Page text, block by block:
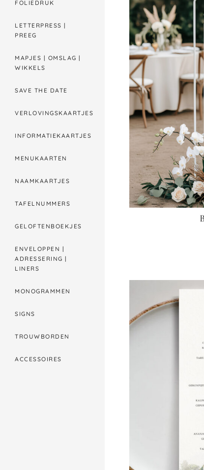
FOLIEDRUK
LETTERPRESS |
PREEG
MAPJES | OMSLAG |
WIKKELS
SAVE THE DATE
VERLOVINGSKAARTJES
INFORMATIEKAARTJES
MENUKAARTEN
NAAMKAARTJES
TAFELNUMMERS
GELOFTENBOEKJES
ENVELOPPEN |
ADRESSERING |
LINERS
MONOGRAMMEN
SIGNS
TROUWBORDEN
ACCESSOIRES